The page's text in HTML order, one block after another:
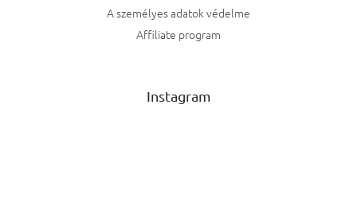
A személyes adatok védelme
Affiliate program
Instagram